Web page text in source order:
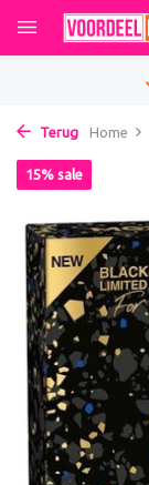
Terug Home
15% sale